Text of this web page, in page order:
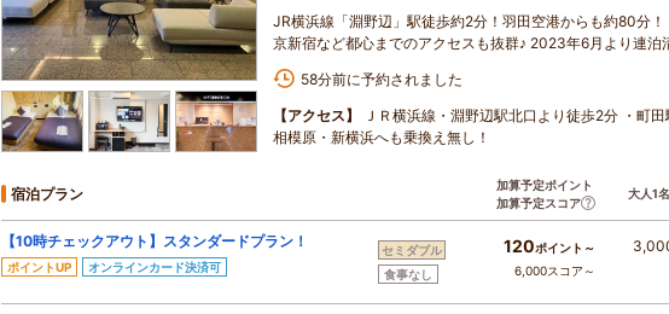
JR横浜線「淵野辺」駅徒歩約2分！羽田空港からも約80分
京新宿など都心までのアクセスも抜群♪ 2023年6月より連泊
58分前に予約されました
【アクセス】
ＪＲ横浜線・淵野辺駅北口より徒歩2分 ・町田
相模原・新横浜へも乗換え無し！
宿泊プラン
加算予定ポイント
加算予定スコア
大人1名
【10時チェックアウト】スタンダードプラン！
ポイントUP オンラインカード決済可
セミダブル
食事なし
120ポイント～
6,000スコア～